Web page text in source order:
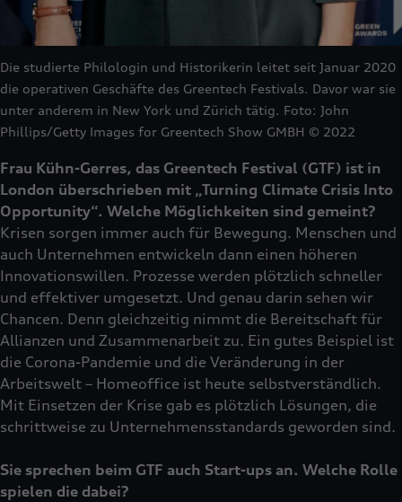
Frau Kühn-Gerres, das Greentech Festival (GTF) ist in
London überschrieben mit „Turning Climate Crisis Into
Opportunity“. Welche Möglichkeiten sind gemeint?
Krisen sorgen immer auch für Bewegung. Menschen und
auch Unternehmen entwickeln dann einen höheren
Innovationswillen. Prozesse werden plötzlich schneller
und effektiver umgesetzt. Und genau darin sehen wir
Chancen. Denn gleichzeitig nimmt die Bereitschaft für
Allianzen und Zusammenarbeit zu. Ein gutes Beispiel ist
die Corona-Pandemie und die Veränderung in der
Arbeitswelt – Homeoffice ist heute selbstverständlich.
Mit Einsetzen der Krise gab es plötzlich Lösungen, die
schrittweise zu Unternehmensstandards geworden sind.
Sie sprechen beim GTF auch Start-ups an. Welche Rolle
spielen die dabei?
Die studierte Philologin und Historikerin leitet seit Januar 2020
die operativen Geschäfte des Greentech Festivals. Davor war sie
unter anderem in New York und Zürich tätig. Foto: John
Phillips/Getty Images for Greentech Show GMBH © 2022